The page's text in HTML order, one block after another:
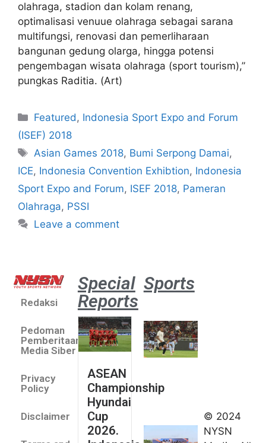
olahraga, stadion dan kolam renang,
optimalisasi venuue olahraga sebagai sarana
multifungsi, renovasi dan pemerliharaan
bangunan gedung olarga, hingga potensi
pengembagan wisata olahraga (sport tourism),”
pungkas Raditia. (Art)
Featured, Indonesia Sport Expo and Forum
(ISEF) 2018
Asian Games 2018, Bumi Serpong Damai,
ICE, Indonesia Convention Exhibtion, Indonesia
Sport Expo and Forum, ISEF 2018, Pameran
Olahraga, PSSI
Leave a comment
Redaksi
Pedoman
Pemberitaan
Media Siber
Privacy
Policy
Disclaimer
Special
Reports
ASEAN
Championship
Hyundai
Cup
2026.
Sports
umum
Kejurnas
© 2024
NYSN